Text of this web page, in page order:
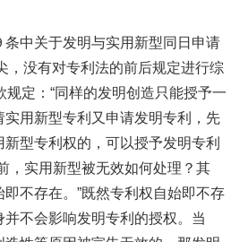
中关于发明与实用新型同日申请
，没有对专利法的前后规定进行综
定：“同样的发明创造只能授予一
用新型专利又申请发明专利，先
型专利权的，可以授予发明专利
，实用新型被无效如何处理？其
不存在。”既然专利权自始即不存
不会影响发明专利的授权。当